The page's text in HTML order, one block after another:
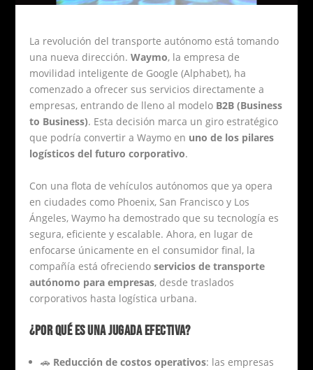
La revolución del transporte autónomo está tomando
una nueva dirección.Waymo, la empresa de
movilidad inteligente de Google (Alphabet), ha
comenzado a ofrecer sus servicios directamente a
empresas, entrando de lleno al modelo B2B (Business
to Business). Esta decisión marca un giro estratégico
que podría convertir a Waymo en uno de los pilares
logísticos del futuro corporativo.
Con una flota de vehículos autónomos que ya opera
en ciudades como Phoenix, San Francisco y Los
Ángeles, Waymo ha demostrado que su tecnología es
segura, eficiente y escalable. Ahora, en lugar de
enfocarse únicamente en el consumidor final, la
compañía está ofreciendoservicios de transporte
autónomo para empresas, desde traslados
corporativos hasta logística urbana.
¿POR QUÉ ES UNA JUGADA EFECTIVA?
🚗 Reducción de costos operativos: las empresas